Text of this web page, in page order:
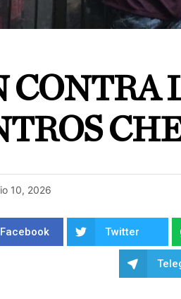
CONTRA
10, 2026
Facebook Twitter